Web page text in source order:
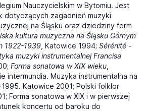
Nauczycielskim w Bytomiu. Jest
dotyczących zagadnień muzyki
na Śląsku oraz dziedziny form
kultura muzyczna na Śląsku Górnym
1922-1939 , Katowice 1994; Sérénité -
muzyki instrumentalnej Francisa
Forma sonatowa w XIX wieku
intermundia. Muzyka instrumentalna na
Katowice 2001; Polski folklor
Forma sonatowa w XIX i w pierwszej
koncertu od baroku do